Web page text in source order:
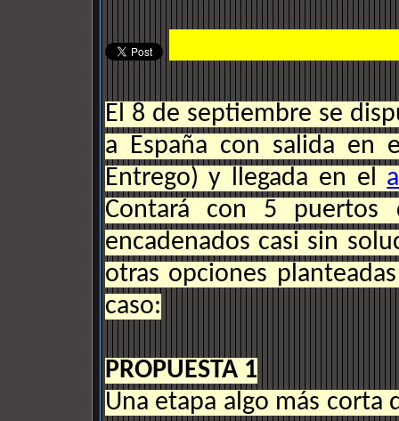
El 8 de septiembre se
a España con salida en
Entrego) y llegada en el
Contará con 5 puertos
encadenados casi sin
otras opciones
caso:
PROPUESTA 1
Una etapa algo más